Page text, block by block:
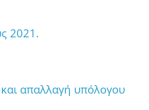
2021.
απαλλαγή υπόλογου